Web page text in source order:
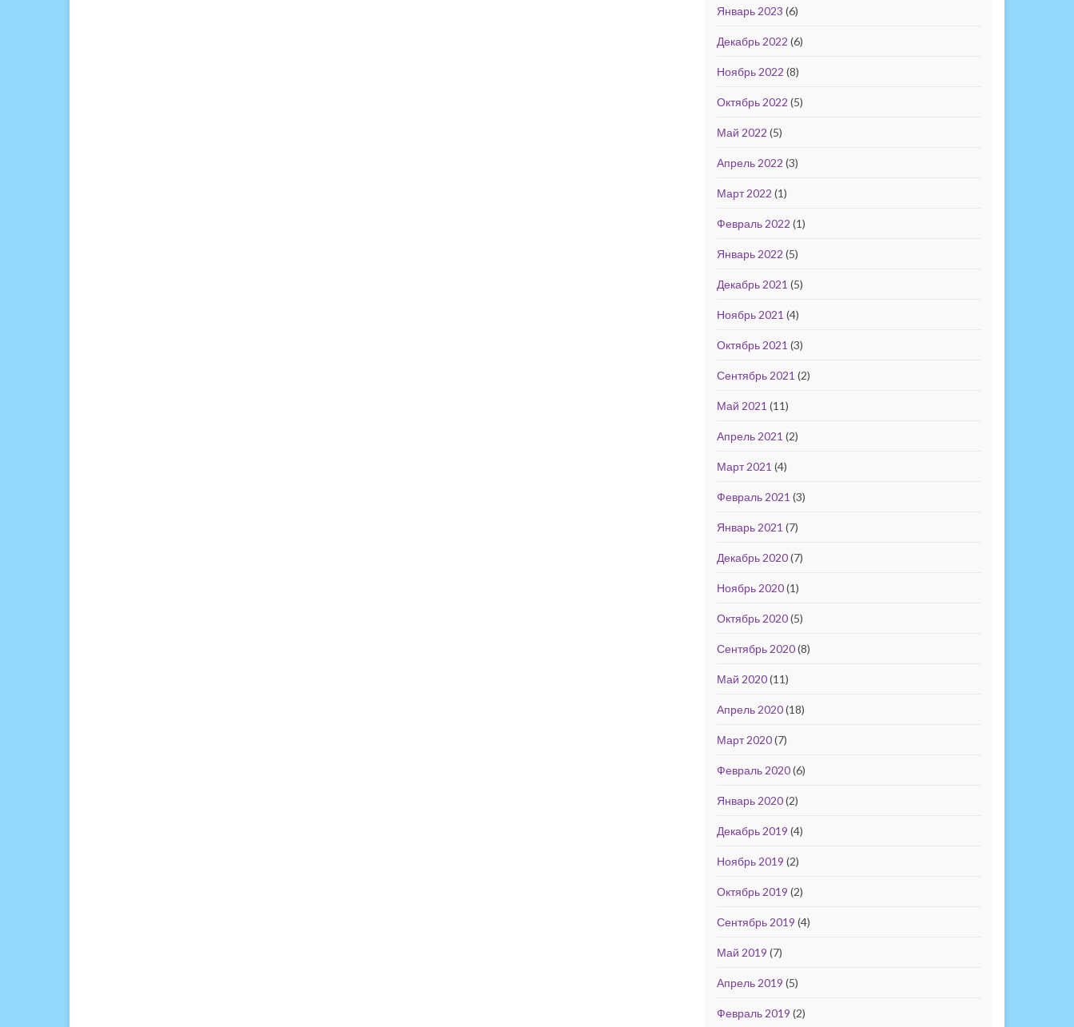
Январь 2023 (6)
Декабрь 2022 (6)
Ноябрь 2022 (8)
Октябрь 2022 (5)
Май 2022 (5)
Апрель 2022 (3)
Март 2022 (1)
Февраль 2022 (1)
Январь 2022 (5)
Декабрь 2021 (5)
Ноябрь 2021 (4)
Октябрь 2021 (3)
Сентябрь 2021 (2)
Май 2021 (11)
Апрель 2021 (2)
Март 2021 (4)
Февраль 2021 (3)
Январь 2021 (7)
Декабрь 2020(7)
Ноябрь 2020(1)
Октябрь 2020(5)
Сентябрь 2020(8)
Май 2020(11)
Апрель 2020(18)
Март 2020(7)
Февраль 2020(6)
Январь 2020(2)
Декабрь 2019 (4)
Ноябрь 2019 (2)
Октябрь 2019 (2)
Сентябрь 2019 (4)
Май 2019 (7)
Апрель 2019 (5)
Февраль 2019 (2)